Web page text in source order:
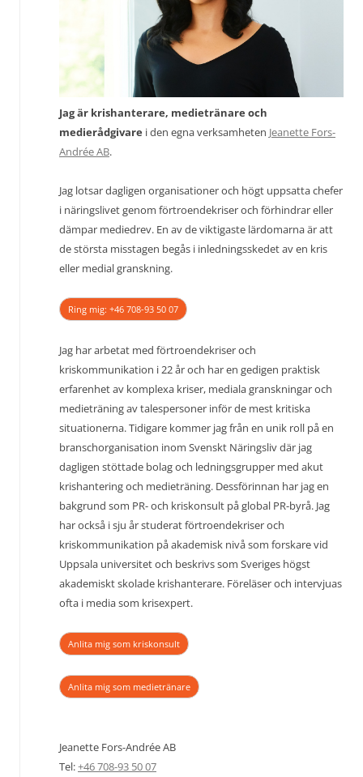
Jag är krishanterare, medietränare och
medierådgivare i den egna verksamheten Jeanette Fors-
Andrée AB.
Jag lotsar dagligen organisationer och högt uppsatta chefer
i näringslivet genom förtroendekriser och förhindrar eller
dämpar mediedrev. En av de viktigaste lärdomarna är att
de största misstagen begås i inledningsskedet av en kris
eller medial granskning.
Ring mig: +46 708-93 50 07
Jag har arbetat med förtroendekriser och
kriskommunikation i 22 år och har en gedigen praktisk
erfarenhet av komplexa kriser, mediala granskningar och
medieträning av talespersoner inför de mest kritiska
situationerna. Tidigare kommer jag från en unik roll på en
branschorganisation inom Svenskt Näringsliv där jag
dagligen stöttade bolag och ledningsgrupper med akut
krishantering och medieträning. Dessförinnan har jag en
bakgrund som PR- och kriskonsult på global PR-byrå. Jag
har också i sju år studerat förtroendekriser och
kriskommunikation på akademisk nivå som forskare vid
Uppsala universitet och beskrivs som Sveriges högst
akademiskt skolade krishanterare. Föreläser och intervjuas
ofta i media som krisexpert.
Anlita mig som kriskonsult
Anlita mig som medietränare
Jeanette Fors-Andrée AB
Tel:+46 708-93 50 07